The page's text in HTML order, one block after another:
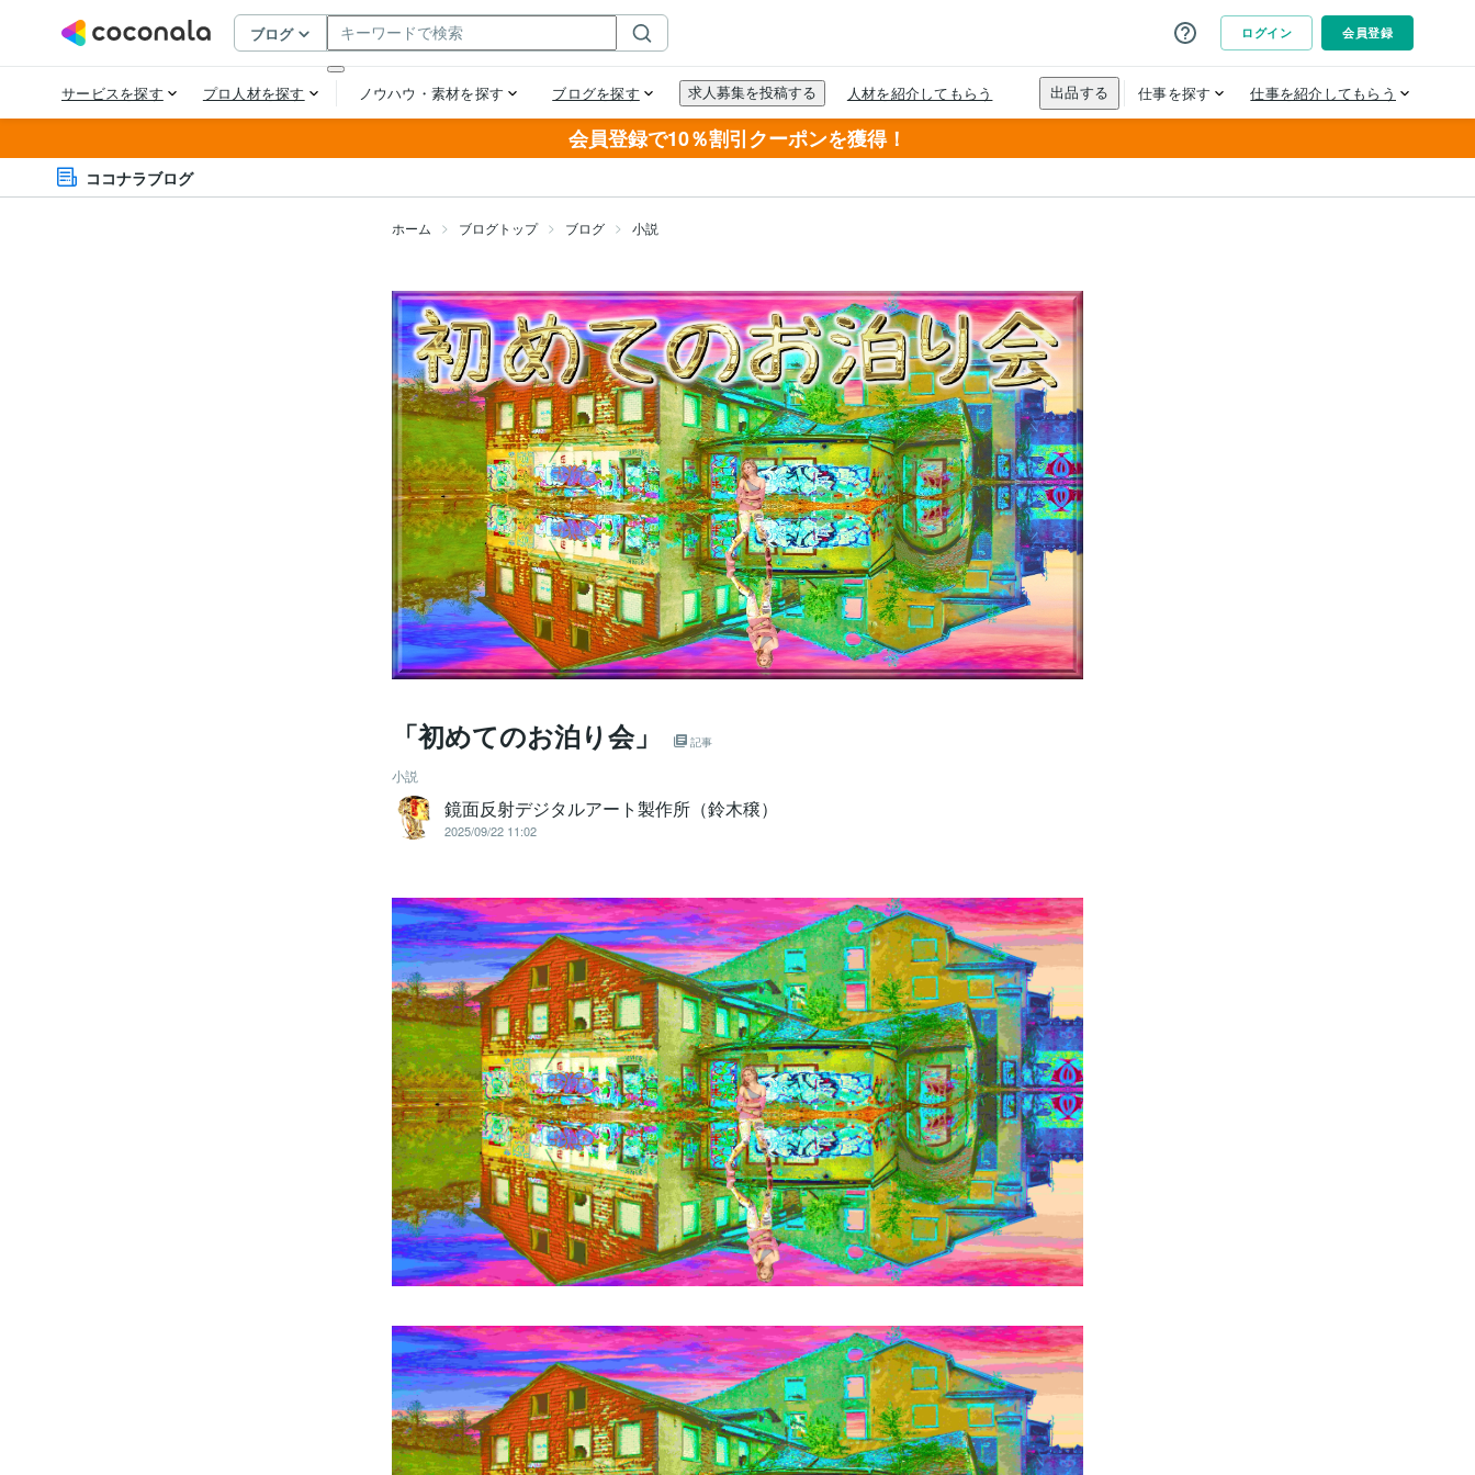
会員登録で10％割引クーポンを獲得！
ココナラブログ
ホーム ブログトップ ブログ 小説
「初めてのお泊り会」 記事
小説
鏡面反射デジタルアート製作所（鈴木穣）
2025/09/22 11:02